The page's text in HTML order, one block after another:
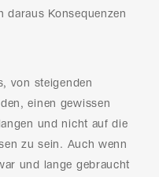
daraus Konsequenzen
von steigenden
einen gewissen
und nicht auf die
zu sein. Auch wenn
und lange gebraucht